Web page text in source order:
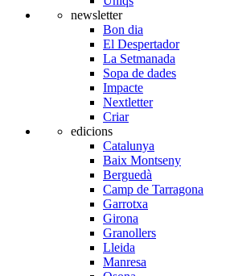
newsletter
Bon dia
El Despertador
La Setmanada
Sopa de dades
Impacte
Nextletter
Criar
edicions
Catalunya
Baix Montseny
Berguedà
Camp de Tarragona
Garrotxa
Girona
Granollers
Lleida
Manresa